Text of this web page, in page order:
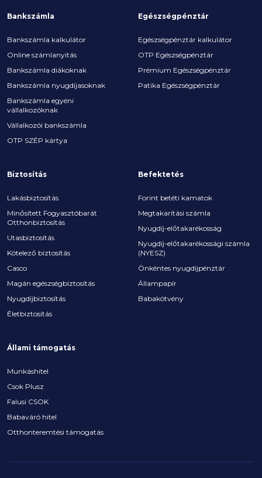
Bankszámla
Bankszámla kalkulátor
Online számlanyitás
Bankszámla diákoknak
Bankszámla nyugdíjasoknak
Bankszámla egyéni
vállalkozóknak
Vállalkozói bankszámla
OTP SZÉP kártya
Egészségpénztár
Egészségpénztár kalkulátor
OTP Egészségpénztár
Prémium Egészségpénztár
Patika Egészségpénztár
Biztosítás
Lakásbiztosítás
Minősített Fogyasztóbarát
Otthonbiztosítás
Utasbiztosítás
Kötelező biztosítás
Casco
Magán egészségbiztosítás
Nyugdíjbiztosítás
Életbiztosítás
Befektetés
Forint betéti kamatok
Megtakarítási számla
Nyugdíj-előtakarékosság
Nyugdíj-előtakarékossági számla
(NYESZ)
Önkéntes nyugdíjpénztár
Állampapír
Babakötvény
Állami támogatás
Munkáshitel
Csok Plusz
Falusi CSOK
Babaváró hitel
Otthonteremtési támogatás